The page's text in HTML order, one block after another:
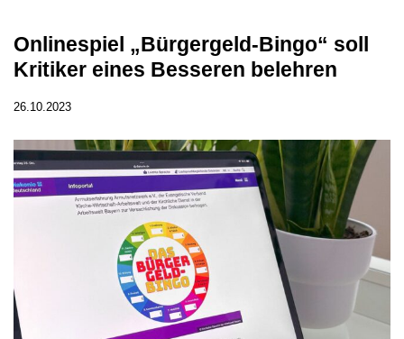
Onlinespiel „Bürgergeld-Bingo“ soll
Kritiker eines Besseren belehren
26.10.2023